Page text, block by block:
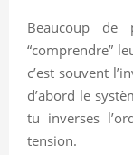
Beaucoup de
“comprendre”
c’est souvent
d’abord le
tu inverses
tension.